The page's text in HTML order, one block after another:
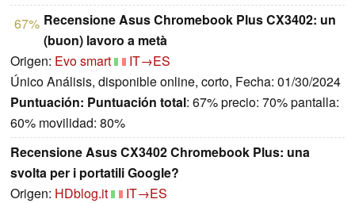
67% Recensione Asus Chromebook Plus CX3402: un
(buon) lavoro a metà
Origen: Evo smart
IT→ES
Único Análisis, disponible online, corto, Fecha: 01/30/2024
Puntuación: Puntuación total: 67% precio: 70% pantalla:
60% movilidad: 80%
Recensione Asus CX3402 Chromebook Plus: una
svolta per i portatili Google?
Origen: HDblog.it
IT→ES